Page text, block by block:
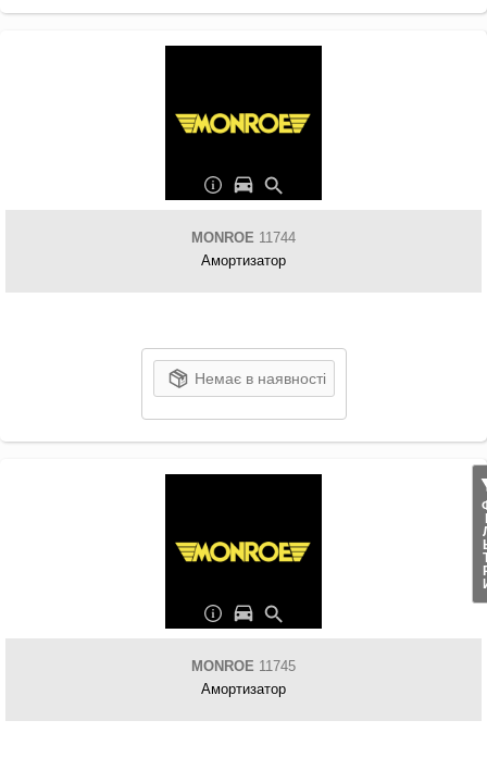
MONROE 11744
Амортизатор
Немає в наявності
MONROE 11745
Амортизатор